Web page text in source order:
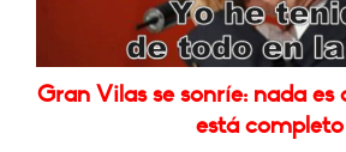
Gran Vilas se sonríe: nada
está completo